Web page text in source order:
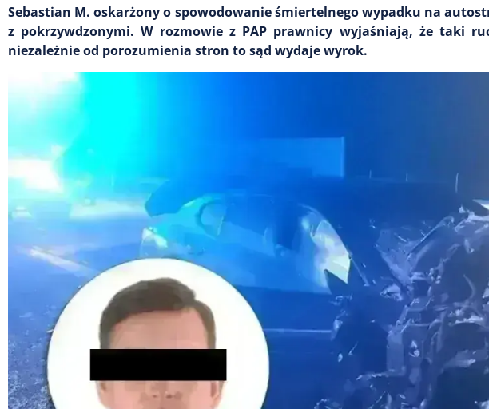
Sebastian M. oskarżony o spowodowanie śmiertelnego wypadku na
z pokrzywdzonymi. W rozmowie z PAP prawnicy wyjaśniają, że taki
niezależnie od porozumienia stron to sąd wydaje wyrok.